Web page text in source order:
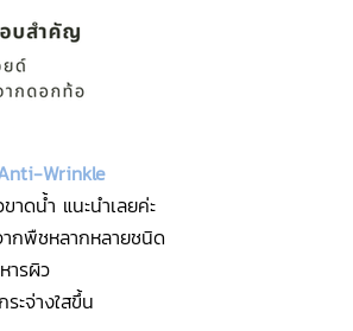
Wrinkle
ดน้ำ แนะนำเลยค่ะ
ากพืชหลากหลายชนิด
ารผิว
ะจ่างใสขึ้น